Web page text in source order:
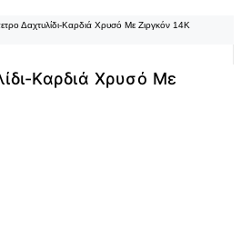
Δαχτυλίδι-Καρδιά Χρυσό Με Ζιργκόν 14K
Καρδιά Χρυσό Με